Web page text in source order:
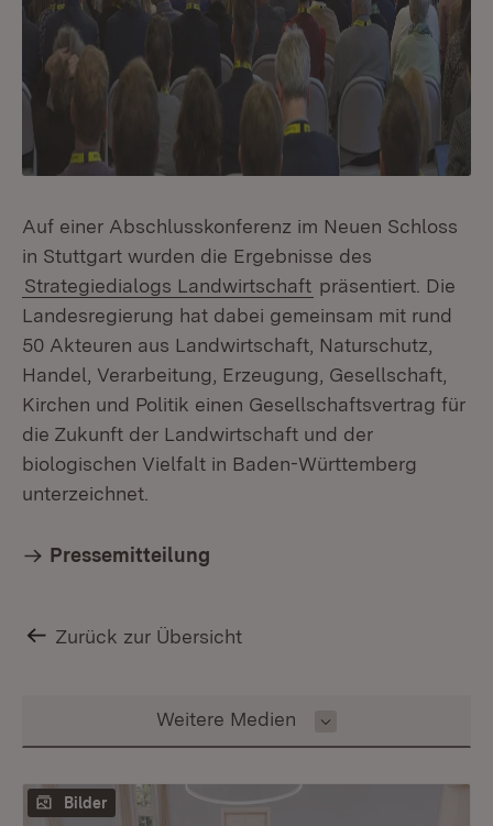
Auf einer Abschlusskonferenz im Neuen Schloss
in Stuttgart wurden die Ergebnisse des
Strategiedialogs Landwirtschaft präsentiert. Die
Landesregierung hat dabei gemeinsam mit rund
50 Akteuren aus Landwirtschaft, Naturschutz,
Handel, Verarbeitung, Erzeugung, Gesellschaft,
Kirchen und Politik einen Gesellschaftsvertrag für
die Zukunft der Landwirtschaft und der
biologischen Vielfalt in Baden-Württemberg
unterzeichnet.
Pressemitteilung
Zurück zur Übersicht
Inhalt auswählen
Weitere Medien
Bilder